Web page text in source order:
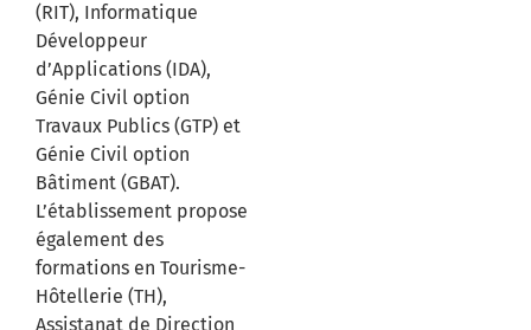
(RIT), Informatique
Développeur
d’Applications (IDA),
Génie Civil option
Travaux Publics (GTP) et
Génie Civil option
Bâtiment (GBAT).
L’établissement propose
également des
formations en Tourisme-
Hôtellerie (TH),
Assistanat de Direction